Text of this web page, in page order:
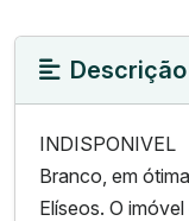
Descrição
INDISPONIVEL
Branco, em
Elíseos. O